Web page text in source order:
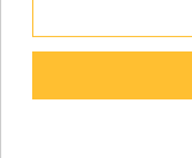
También puede
Gracias por